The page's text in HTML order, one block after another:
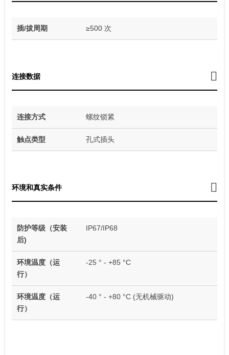
插/拔周期 ≥500 次
连接数据
连接方式 螺纹锁紧
触点类型 孔式插头
环境和真实条件
防护等级（安装
后)
IP67/IP68
环境温度（运
行）
-25 ° - +85 °C
环境温度（运
行）
-40 ° - +80 °C (无机械驱动)